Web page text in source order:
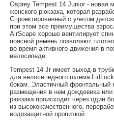
Osprey Tempest 14 Junior - новая
женского рюкзака, которая
Спроектированный с учетом
при этом все преимущества
AirScape хорошо вентилирует
поясной ремень позволяют
во время активного движения в
велосипеде.
Tempest 14 Jr имеет выход в
для велосипедного шлема
бокам. Эластичный фронтальный
размещения в нем дождевика или
рюкзака происходит через один
из высококачественного,
водозащитной пропиткой.